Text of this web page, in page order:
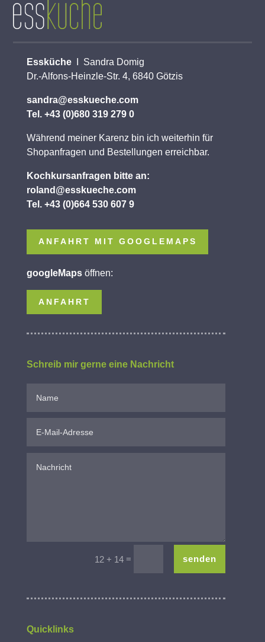
Essküche
I Sandra Domig
Dr.-Alfons-Heinzle-Str. 4, 6840 Götzis
sandra@esskueche.com
Tel. +43 (0)680 319 279 0
Während meiner Karenz bin ich weiterhin für
Shopanfragen und Bestellungen erreichbar.
Kochkursanfragen bitte an:
roland@esskueche.com
Tel. +43 (0)664 530 607 9
ANFAHRT MIT GOOGLEMAPS
googleMapsöffnen:
ANFAHRT
Schreib mir gerne eine Nachricht
12 + 14= senden
Quicklinks